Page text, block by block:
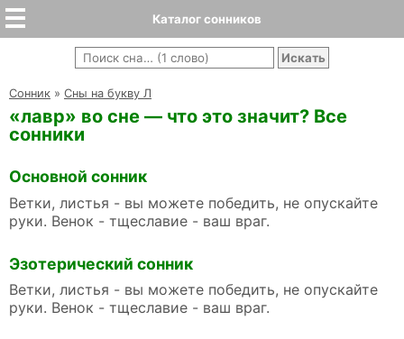
Каталог сонников
Cонник » Сны на букву Л
«лавр» во сне — что это значит? Все
сонники
Основной сонник
Ветки, листья - вы можете победить, не опускайте
руки. Венок - тщеславие - ваш враг.
Эзотерический сонник
Ветки, листья - вы можете победить, не опускайте
руки. Венок - тщеславие - ваш враг.